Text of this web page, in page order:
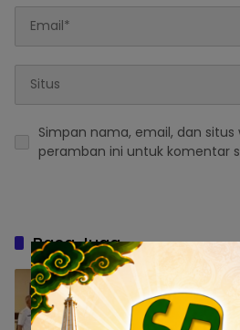
Simpan nama, email, dan situs
peramban ini untuk komentar
Baca Juga
Tingkatkan
Sekretariat
Workshop